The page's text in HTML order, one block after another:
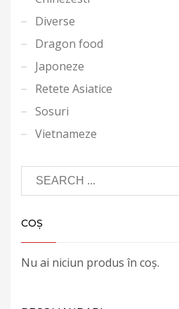
Diverse
Dragon food
Japoneze
Retete Asiatice
Sosuri
Vietnameze
COȘ
Nu ai niciun produs în coș.